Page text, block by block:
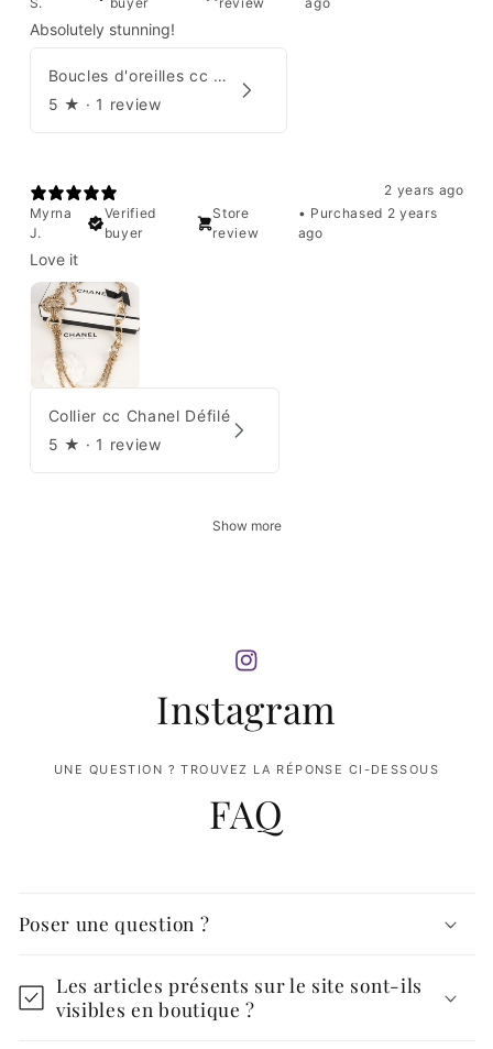
Absolutely stunning!
Boucles d'oreilles cc Chanel
5 ★ · 1 review
2 years ago
Myrna
J.
Verified
buyer
Store
review
• Purchased 2 years
ago
Love it
Collier cc Chanel Défilé
5 ★ · 1 review
Show more
Instagram
UNE QUESTION ? TROUVEZ LA RÉPONSE CI-DESSOUS
FAQ
Poser une question ?
Les articles présents sur le site sont-ils
visibles en boutique ?